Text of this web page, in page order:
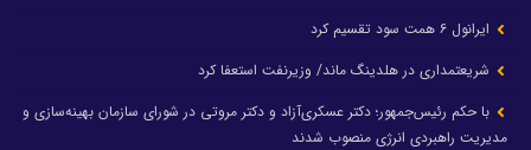
ایرانول ۶ همت سود تقسیم کرد
شریعتمداری در هلدینگ ماند/ وزیرنفت استعفا کرد
با حکم رئیس‌جمهور؛ دکتر عسکری‌آزاد و دکتر مروتی در شورای سازمان بهینه‌سازی و
مدیریت راهبردی انرژی منصوب شدند